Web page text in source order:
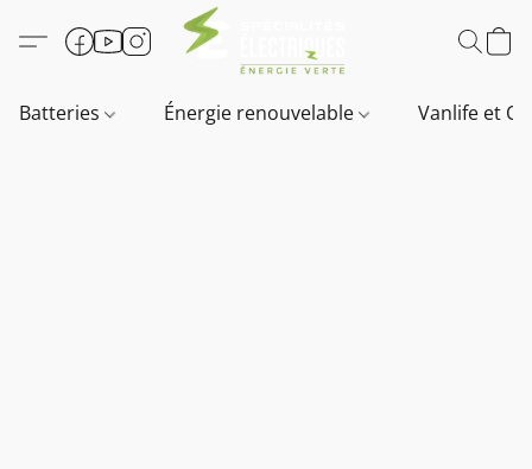
Batteries Énergie renouvelable Vanlife et